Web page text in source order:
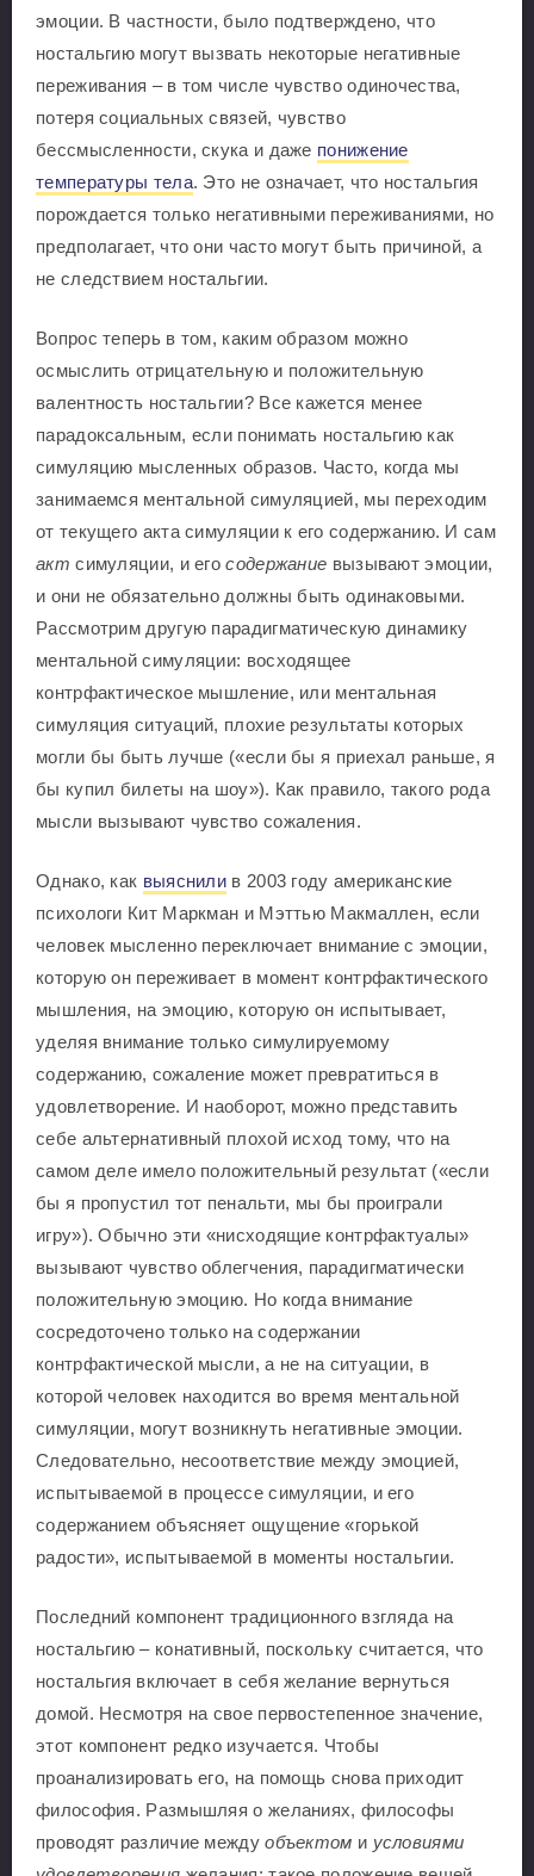
эмоции. В частности, было подтверждено, что
ностальгию могут вызвать некоторые негативные
переживания – в том числе чувство одиночества,
потеря социальных связей, чувство
бессмысленности, скука и даже понижение
температуры тела. Это не означает, что ностальгия
порождается только негативными переживаниями, но
предполагает, что они часто могут быть причиной, а
не следствием ностальгии.
Вопрос теперь в том, каким образом можно
осмыслить отрицательную и положительную
валентность ностальгии? Все кажется менее
парадоксальным, если понимать ностальгию как
симуляцию мысленных образов. Часто, когда мы
занимаемся ментальной симуляцией, мы переходим
от текущего акта симуляции к его содержанию. И сам
акт симуляции, и егосодержание вызывают эмоции,
и они не обязательно должны быть одинаковыми.
Рассмотрим другую парадигматическую динамику
ментальной симуляции: восходящее
контрфактическое мышление, или ментальная
симуляция ситуаций, плохие результаты которых
могли бы быть лучше («если бы я приехал раньше, я
бы купил билеты на шоу»). Как правило, такого рода
мысли вызывают чувство сожаления.
Однако, как выяснили в 2003 году американские
психологи Кит Маркман и Мэттью Макмаллен, если
человек мысленно переключает внимание с эмоции,
которую он переживает в момент контрфактического
мышления, на эмоцию, которую он испытывает,
уделяя внимание только симулируемому
содержанию, сожаление может превратиться в
удовлетворение. И наоборот, можно представить
себе альтернативный плохой исход тому, что на
самом деле имело положительный результат («если
бы я пропустил тот пенальти, мы бы проиграли
игру»). Обычно эти «нисходящие контрфактуалы»
вызывают чувство облегчения, парадигматически
положительную эмоцию. Но когда внимание
сосредоточено только на содержании
контрфактической мысли, а не на ситуации, в
которой человек находится во время ментальной
симуляции, могут возникнуть негативные эмоции.
Следовательно, несоответствие между эмоцией,
испытываемой в процессе симуляции, и его
содержанием объясняет ощущение «горькой
радости», испытываемой в моменты ностальгии.
Последний компонент традиционного взгляда на
ностальгию – конативный, поскольку считается, что
ностальгия включает в себя желание вернуться
домой. Несмотря на свое первостепенное значение,
этот компонент редко изучается. Чтобы
проанализировать его, на помощь снова приходит
философия. Размышляя о желаниях, философы
проводят различие междуобъектом и условиями